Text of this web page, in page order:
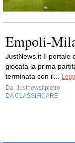
Empoli-
JustNews.it Il portale
giocata la prima
terminata con il...
Da Justnewsitpietro
DA CLASSIFICARE